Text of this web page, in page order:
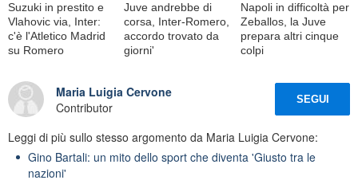
Suzuki in prestito e
Vlahovic via, Inter:
c'è l'Atletico Madrid
su Romero
Juve andrebbe di
corsa, Inter-Romero,
accordo trovato da
giorni'
Napoli in difficoltà per
Zeballos, la Juve
prepara altri cinque
colpi
Maria Luigia Cervone
Contributor
SEGUI
Leggi di più sullo stesso argomento da Maria Luigia Cervone:
Gino Bartali: un mito dello sport che diventa 'Giusto tra le
nazioni'